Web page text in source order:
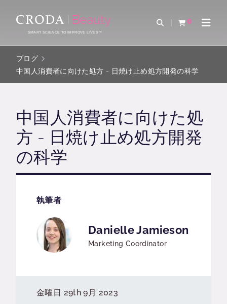
ン
ス
ー
キ
SMART SCIENCE TO IMPROVE LIVES™
検索を開く
0
カートを確認す
ナビ
ブログ
中国人消費者に向けた処方 - 日焼け止め処方開発の科学
中国人消費者に向けた処
方 - 日焼け止め処方開発
の科学
執筆者
Danielle Jamieson
Marketing Coordinator
金曜日 29th 9月 2023